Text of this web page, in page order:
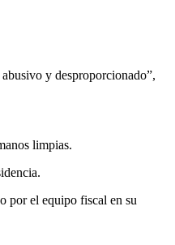
y desproporcionado”,
limpias.
por el equipo fiscal en su